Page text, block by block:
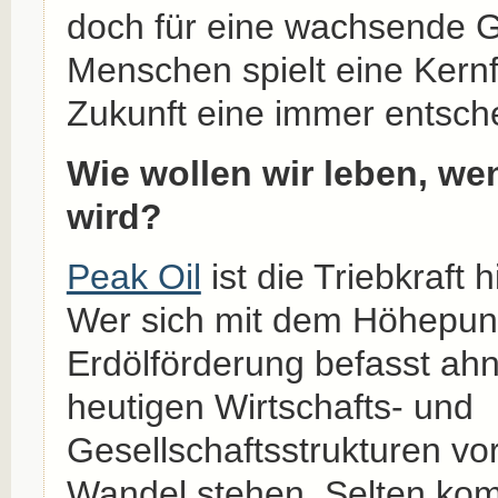
doch für eine wachsende
Menschen spielt eine
Zukunft eine immer
Wie wollen wir leben,
wird?
Peak Oil ist die Triebkraft
Wer sich mit dem
Erdölförderung befasst
heutigen Wirtschafts- und
Gesellschaftsstrukturen